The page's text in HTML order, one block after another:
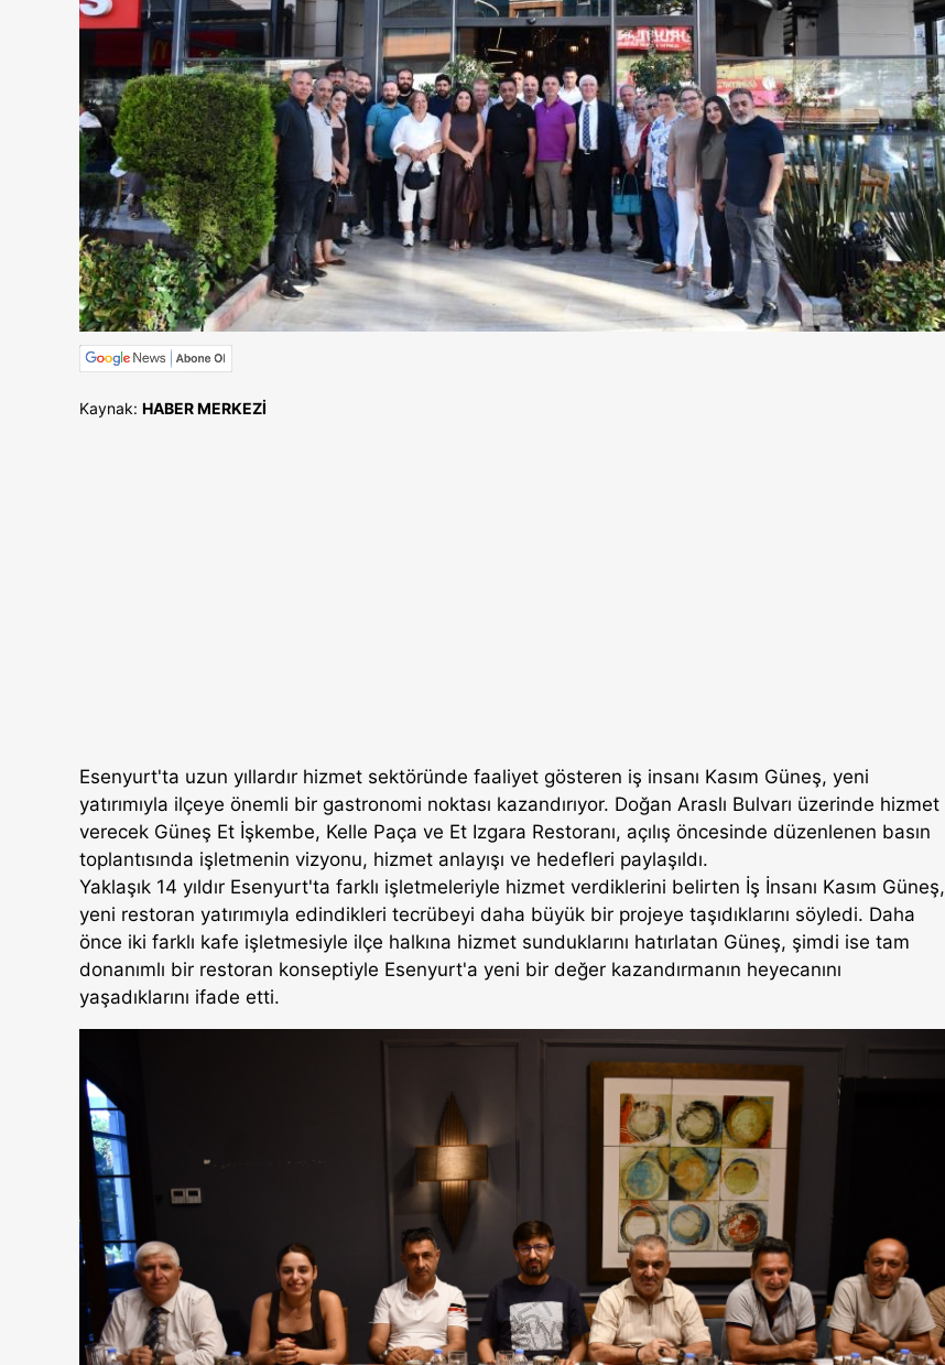
Kaynak: HABER MERKEZİ
Esenyurt'ta uzun yıllardır hizmet sektöründe faaliyet gösteren iş insanı Kasım Güneş, yeni
yatırımıyla ilçeye önemli bir gastronomi noktası kazandırıyor. Doğan Araslı Bulvarı üzerinde hizmet
verecek Güneş Et İşkembe, Kelle Paça ve Et Izgara Restoranı, açılış öncesinde düzenlenen basın
toplantısında işletmenin vizyonu, hizmet anlayışı ve hedefleri paylaşıldı.
Yaklaşık 14 yıldır Esenyurt'ta farklı işletmeleriyle hizmet verdiklerini belirten İş İnsanı Kasım Güneş,
yeni restoran yatırımıyla edindikleri tecrübeyi daha büyük bir projeye taşıdıklarını söyledi. Daha
önce iki farklı kafe işletmesiyle ilçe halkına hizmet sunduklarını hatırlatan Güneş, şimdi ise tam
donanımlı bir restoran konseptiyle Esenyurt'a yeni bir değer kazandırmanın heyecanını
yaşadıklarını ifade etti.